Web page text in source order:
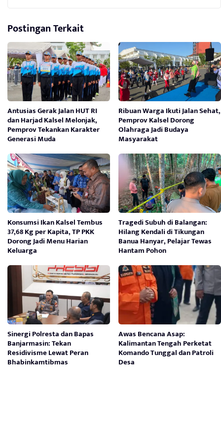
Postingan Terkait
Antusias Gerak Jalan HUT RI
dan Harjad Kalsel Melonjak,
Pemprov Tekankan Karakter
Generasi Muda
Ribuan Warga Ikuti Jalan Sehat,
Pemprov Kalsel Dorong
Olahraga Jadi Budaya
Masyarakat
Konsumsi Ikan Kalsel Tembus
37,68 Kg per Kapita, TP PKK
Dorong Jadi Menu Harian
Keluarga
Tragedi Subuh di Balangan:
Hilang Kendali di Tikungan
Banua Hanyar, Pelajar Tewas
Hantam Pohon
Sinergi Polresta dan Bapas
Banjarmasin: Tekan
Residivisme Lewat Peran
Bhabinkamtibmas
Awas Bencana Asap:
Kalimantan Tengah Perketat
Komando Tunggal dan Patroli
Desa